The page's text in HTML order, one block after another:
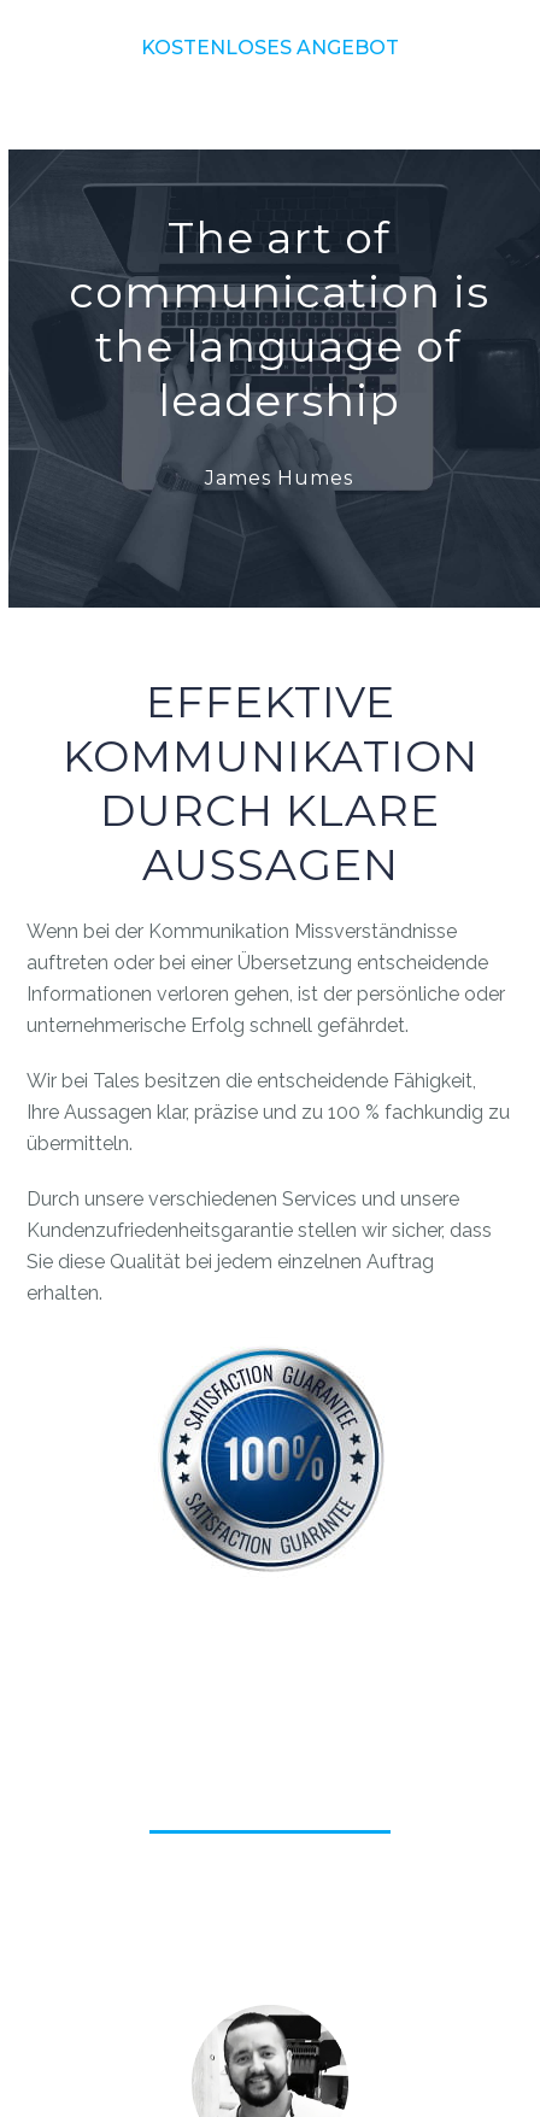
KOSTENLOSES ANGEBOT
The art of
communication is
the language of
leadership
James Humes
EFFEKTIVE
KOMMUNIKATION
DURCH KLARE
AUSSAGEN
Wenn bei der Kommunikation Missverständnisse
auftreten oder bei einer Übersetzung entscheidende
Informationen verloren gehen, ist der persönliche oder
unternehmerische Erfolg schnell gefährdet.
Wir bei Tales besitzen die entscheidende Fähigkeit,
Ihre Aussagen klar, präzise und zu 100 % fachkundig zu
übermitteln.
Durch unsere verschiedenen Services und unsere
Kundenzufriedenheitsgarantie stellen wir sicher, dass
Sie diese Qualität bei jedem einzelnen Auftrag
erhalten.